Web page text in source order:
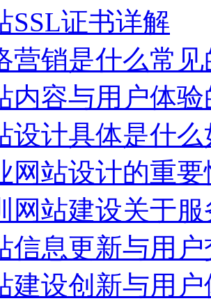
SSL证书详解
营销是什么常
内容与用户体
设计具体是什
网站设计的重要
网站建设关于
信息更新与用
建设创新与用